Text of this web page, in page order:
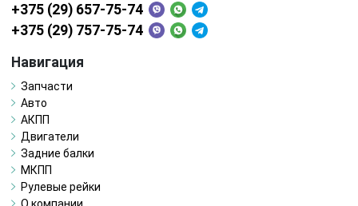
+375 (29) 657-75-74
+375 (29) 757-75-74
Навигация
Запчасти
Авто
АКПП
Двигатели
Задние балки
МКПП
Рулевые рейки
О компании